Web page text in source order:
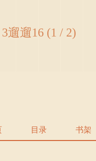
3遛遛16 (1 / 2)
目录 书架